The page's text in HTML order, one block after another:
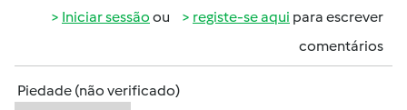
Iniciar sessão ou registe-se aqui para escrever
comentários
Piedade (não verificado)